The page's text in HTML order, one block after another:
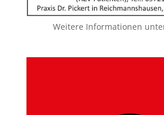
Weitere Informationen